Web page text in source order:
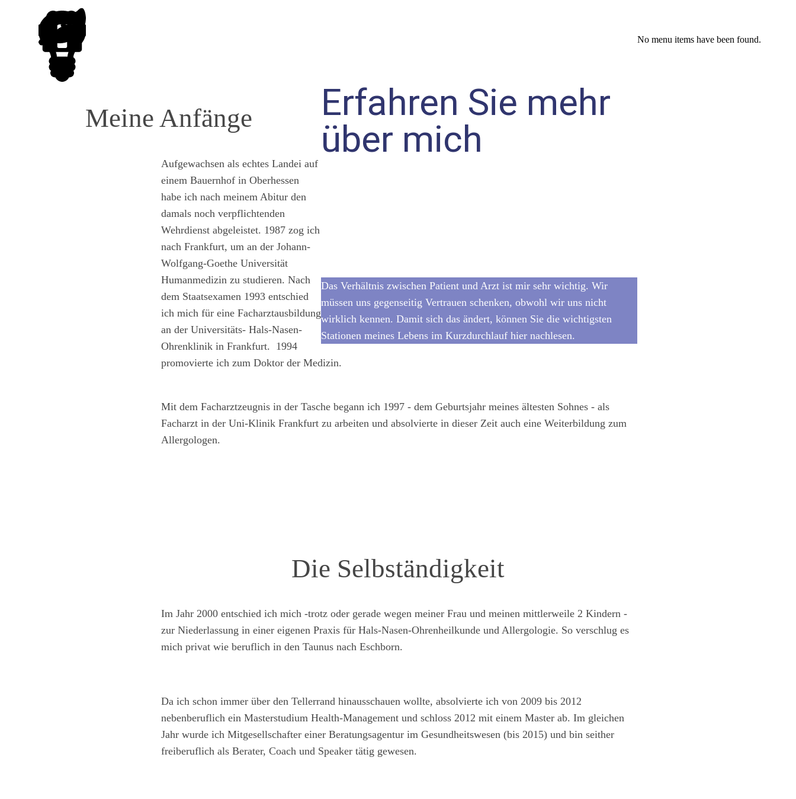
No menu items have been found.
Erfahren Sie mehr
über mich
Das Verhältnis zwischen Patient und Arzt ist mir sehr wichtig. Wir
müssen uns gegenseitig Vertrauen schenken, obwohl wir uns nicht
wirklich kennen. Damit sich das ändert, können Sie die wichtigsten
Stationen meines Lebens im Kurzdurchlauf hier nachlesen.
Meine Anfänge
Aufgewachsen als echtes Landei auf
einem Bauernhof in Oberhessen
habe ich nach meinem Abitur den
damals noch verpflichtenden
Wehrdienst abgeleistet. 1987 zog ich
nach Frankfurt, um an der Johann-
Wolfgang-Goethe Universität
Humanmedizin zu studieren. Nach
dem Staatsexamen 1993 entschied
ich mich für eine Facharztausbildung
an der Universitäts- Hals-Nasen-
Ohrenklinik in Frankfurt. 1994
promovierte ich zum Doktor der Medizin.
Mit dem Facharztzeugnis in der Tasche begann ich 1997 - dem Geburtsjahr meines ältesten Sohnes - als
Facharzt in der Uni-Klinik Frankfurt zu arbeiten und absolvierte in dieser Zeit auch eine Weiterbildung zum
Allergologen.
Die Selbständigkeit
Im Jahr 2000 entschied ich mich -trotz oder gerade wegen meiner Frau und meinen mittlerweile 2 Kindern -
zur Niederlassung in einer eigenen Praxis für Hals-Nasen-Ohrenheilkunde und Allergologie. So verschlug es
mich privat wie beruflich in den Taunus nach Eschborn.
Da ich schon immer über den Tellerrand hinausschauen wollte, absolvierte ich von 2009 bis 2012
nebenberuflich ein Masterstudium Health-Management und schloss 2012 mit einem Master ab. Im gleichen
Jahr wurde ich Mitgesellschafter einer Beratungsagentur im Gesundheitswesen (bis 2015) und bin seither
freiberuflich als Berater, Coach und Speaker tätig gewesen.